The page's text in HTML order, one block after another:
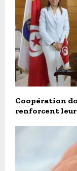
Coopération
renforcent